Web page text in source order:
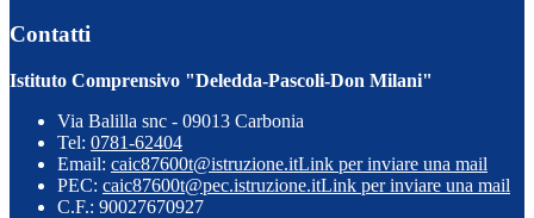
Contatti
Istituto Comprensivo "Deledda-Pascoli-Don Milani"
Via Balilla snc - 09013 Carbonia
Tel: 0781-62404
Email: caic87600t@istruzione.itLink per inviare una mail
PEC: caic87600t@pec.istruzione.itLink per inviare una mail
C.F.: 90027670927